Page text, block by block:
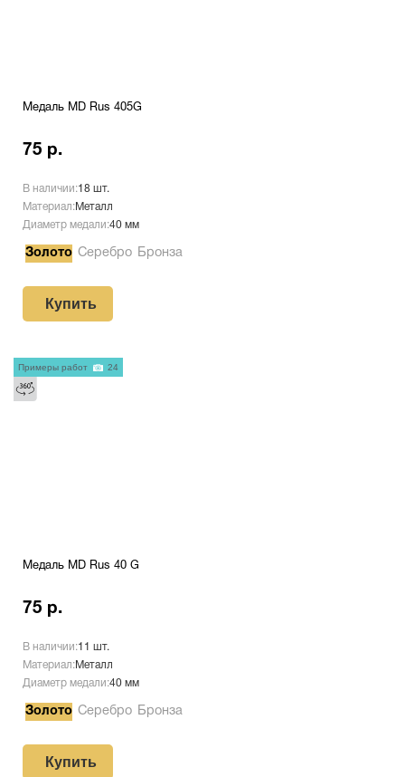
Медаль MD Rus 405G
75 р.
В наличии:18 шт.
Материал:Металл
Диаметр медали:40 мм
Золото Серебро Бронза
Купить
Медаль MD Rus 40 G
75 р.
В наличии:11 шт.
Материал:Металл
Диаметр медали:40 мм
Золото Серебро Бронза
Купить
Примеры работ 24